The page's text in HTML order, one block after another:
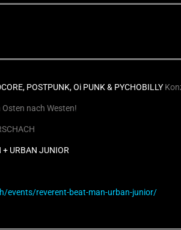
POSTPUNK, Oi PUNK & PYCHOBILLY
nach Westen!
+ URBAN JUNIOR
events/reverent-beat-man-urban-junior/